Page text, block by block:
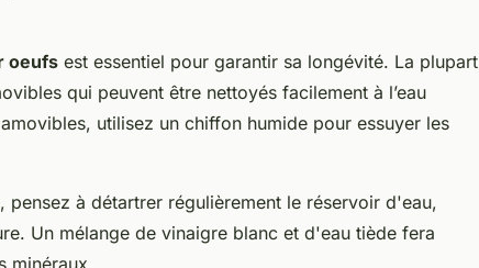
oeufs est essentiel pour garantir sa longévité. La plupart
qui peuvent être nettoyés facilement à l’eau
utilisez un chiffon humide pour essuyer les
pensez à détartrer régulièrement le réservoir d'eau,
Un mélange de vinaigre blanc et d'eau tiède fera